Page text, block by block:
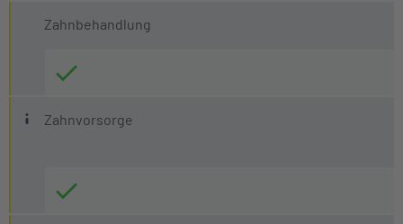
Zahnbehandlung
Vorsorge und PZR
Zahnvorsorge